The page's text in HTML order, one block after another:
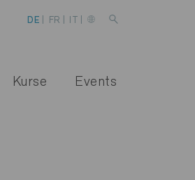
DE FR
Kurse Events